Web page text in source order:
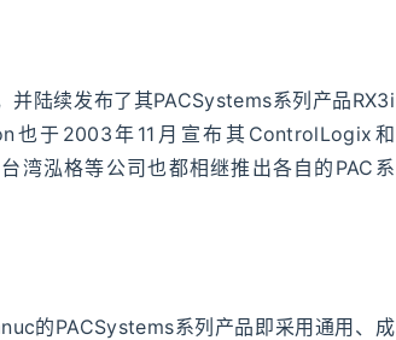
陆续发布了其PACSystems系列产品RX3i
也于2003年11月宣布其ControlLogix和
湾泓格等公司也都相继推出各自的PAC系
的PACSystems系列产品即采用通用、成